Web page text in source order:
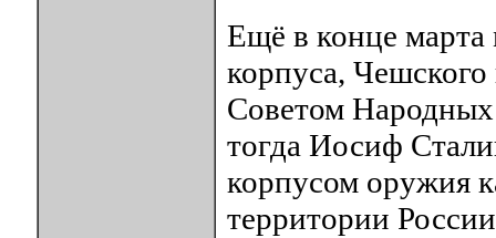
Ещё в конце марта
корпуса, Чешского
Советом
тогда Иосиф
корпусом оружия
территории